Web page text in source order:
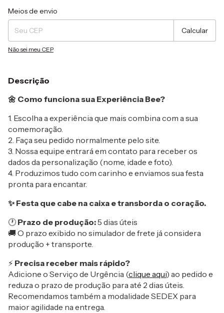
Entregas para o CEP:
Meios de envio
Calcular
Não sei meu CEP
Descrição
🌼 Como funciona sua Experiência Bee?
1. Escolha a experiência que mais combina com a sua
comemoração.
2. Faça seu pedido normalmente pelo site.
3. Nossa equipe entrará em contato para receber os
dados da personalização (nome, idade e foto).
4. Produzimos tudo com carinho e enviamos sua festa
pronta para encantar.
✨ Festa que cabe na caixa e transborda o coração.
🕐 Prazo de produção:5 dias úteis
🚚 O prazo exibido no simulador de frete já considera
produção + transporte.
⚡ Precisa receber mais rápido?
Adicione o Serviço de Urgência (clique aqui) ao pedido e
reduza o prazo de produção para até 2 dias úteis.
Recomendamos também a modalidade SEDEX para
maior agilidade na entrega.